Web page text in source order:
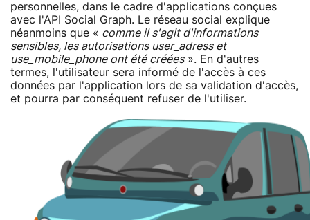
personnelles, dans le cadre d'applications conçues
avec l'API Social Graph. Le réseau social explique
néanmoins que « comme il s'agit d'informations
sensibles, les autorisations user_adress et
use_mobile_phone ont été créées». En d'autres
termes, l'utilisateur sera informé de l'accès à ces
données par l'application lors de sa validation d'accès,
et pourra par conséquent refuser de l'utiliser.